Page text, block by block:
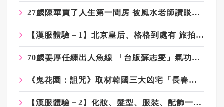
27歲陳華買了人生第一間房 被風水老師讚眼光好會旺
【漢服體驗－1】北京皇后、格格到處有 旅拍業：拍美照先預約
70歲姜厚任練出人魚線 「台版蘇志燮」氣功喉斷筷眾人驚嘆
《鬼花園：詛咒》取材韓國三大凶宅「長春花園」 相約試膽多一人
【漢服體驗－2】化妝、髮型、服裝、配飾一條龍 1小時就穿越